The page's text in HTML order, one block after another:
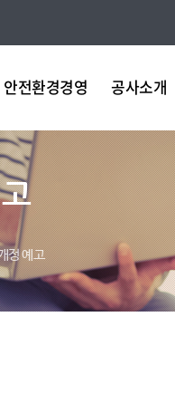
안전환경경영 공사소개
정 예고